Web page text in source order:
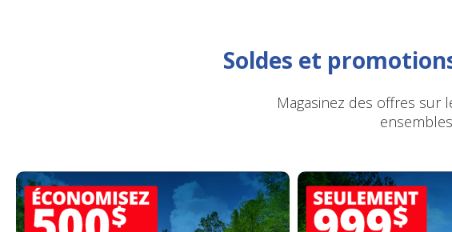
Soldes et
Magasinez des offres sur